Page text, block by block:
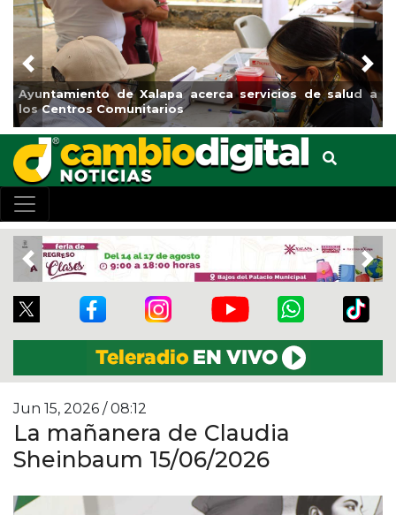
Ayuntamiento de Xalapa acerca servicios de salud a
los Centros Comunitarios
Previous
Previous
Jun 15, 2026 / 08:12
La mañanera de Claudia
Sheinbaum 15/06/2026